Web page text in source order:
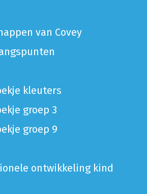
van Covey
kleuters
groep 3
groep 9
ontwikkeling kind